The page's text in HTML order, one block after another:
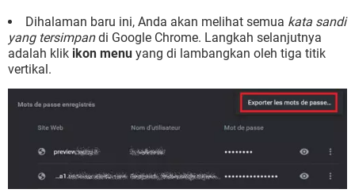
Dihalaman baru ini, Anda akan melihat semua kata sandi
yang tersimpandi Google Chrome. Langkah selanjutnya
adalah klik ikon menu yang di lambangkan oleh tiga titik
vertikal.